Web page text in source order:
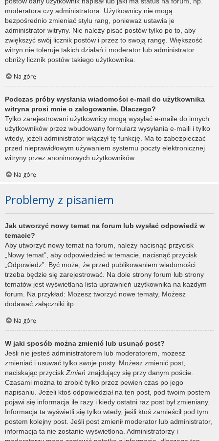
moderatora czy administratora. Użytkownicy nie mogą
bezpośrednio zmieniać stylu rang, ponieważ ustawia je
administrator witryny. Nie należy pisać postów tylko po to, aby
zwiększyć swój licznik postów i przez to swoją rangę. Większość
witryn nie toleruje takich działań i moderator lub administrator
obniży licznik postów takiego użytkownika.
Na górę
Podczas próby wysłania wiadomości e-mail do użytkownika
witryna prosi mnie o zalogowanie. Dlaczego?
Tylko zarejestrowani użytkownicy mogą wysyłać e-maile do innych
użytkowników przez wbudowany formularz wysyłania e-maili i tylko
wtedy, jeżeli administrator włączył tę funkcję. Ma to zabezpieczać
przed nieprawidłowym używaniem systemu poczty elektronicznej
witryny przez anonimowych użytkowników.
Na górę
Problemy z pisaniem
Jak utworzyć nowy temat na forum lub wysłać odpowiedź w
temacie?
Aby utworzyć nowy temat na forum, należy nacisnąć przycisk
„Nowy temat”, aby odpowiedzieć w temacie, nacisnąć przycisk
„Odpowiedz”. Być może, że przed publikowaniem wiadomości
trzeba będzie się zarejestrować. Na dole strony forum lub strony
tematów jest wyświetlana lista uprawnień użytkownika na każdym
forum. Na przykład: Możesz tworzyć nowe tematy, Możesz
dodawać załączniki itp.
Na górę
W jaki sposób można zmienić lub usunąć post?
Jeśli nie jesteś administratorem lub moderatorem, możesz
zmieniać i usuwać tylko swoje posty. Możesz zmienić post,
naciskając przycisk Zmień znajdujący się przy danym poście.
Czasami można to zrobić tylko przez pewien czas po jego
napisaniu. Jeżeli ktoś odpowiedział na ten post, pod twoim postem
pojawi się informacja ile razy i kiedy ostatni raz post był zmieniany.
Informacja ta wyświetli się tylko wtedy, jeśli ktoś zamieścił pod tym
postem kolejny post. Jeśli post zmienił moderator lub administrator,
informacja ta nie zostanie wyświetlona. Administratorzy i